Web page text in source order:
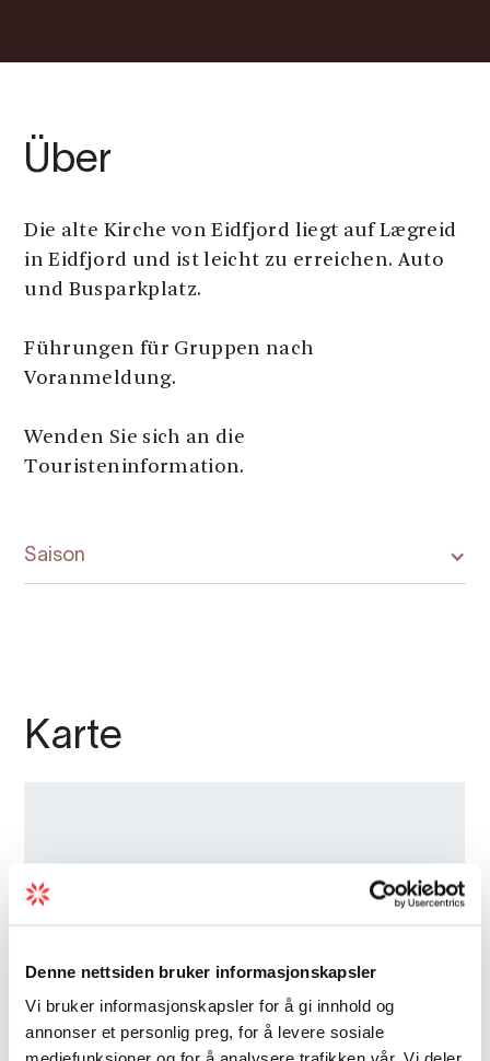
Denne nettsiden bruker informasjonskapsler
Vi bruker informasjonskapsler for å gi innhold og
annonser et personlig preg, for å levere sosiale
Über
Die alte Kirche von Eidfjord liegt auf Lægreid
in Eidfjord und ist leicht zu erreichen. Auto
und Busparkplatz.
Führungen für Gruppen nach
Voranmeldung.
Wenden Sie sich an die
Touristeninformation.
Saison
Karte